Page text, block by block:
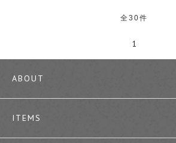
全30件
1
ABOUT
ITEMS